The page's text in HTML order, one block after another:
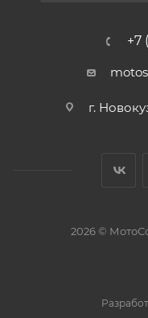
+7
г.
2026 ©